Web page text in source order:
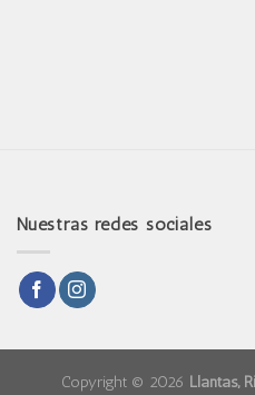
Nuestras redes sociales
Copyright © 2026 Llantas,